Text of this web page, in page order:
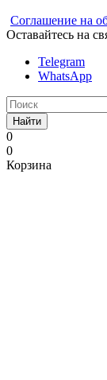
Соглашение на
Оставайтесь на
Telegram
WhatsApp
Найти
0
0
Корзина